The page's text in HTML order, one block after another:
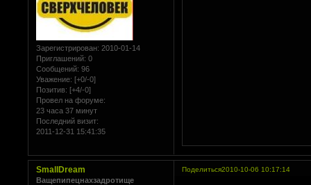
Зарегистрирован: 2010-01-14
Приглашений: 0
Сообщений: 96
Уважение: [+0/-0]
Позитив: [+4/-0]
Провел на форуме:
23 часа 37 минут
Последний визит:
2011-12-31 15:41:35
Поделиться2010-10-06 10:17:14
SmallDream
Ващепипецнахзадротище